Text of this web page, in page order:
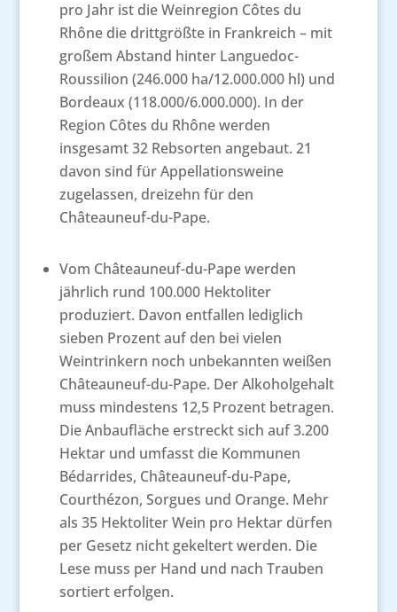
pro Jahr ist die Weinregion Côtes du
Rhône die drittgrößte in Frankreich – mit
großem Abstand hinter Languedoc-
Roussilion (246.000 ha/12.000.000 hl) und
Bordeaux (118.000/6.000.000). In der
Region Côtes du Rhône werden
insgesamt 32 Rebsorten angebaut. 21
davon sind für Appellationsweine
zugelassen, dreizehn für den
Châteauneuf-du-Pape.
Vom Châteauneuf-du-Pape werden
jährlich rund 100.000 Hektoliter
produziert. Davon entfallen lediglich
sieben Prozent auf den bei vielen
Weintrinkern noch unbekannten weißen
Châteauneuf-du-Pape. Der Alkoholgehalt
muss mindestens 12,5 Prozent betragen.
Die Anbaufläche erstreckt sich auf 3.200
Hektar und umfasst die Kommunen
Bédarrides, Châteauneuf-du-Pape,
Courthézon, Sorgues und Orange. Mehr
als 35 Hektoliter Wein pro Hektar dürfen
per Gesetz nicht gekeltert werden. Die
Lese muss per Hand und nach Trauben
sortiert erfolgen.